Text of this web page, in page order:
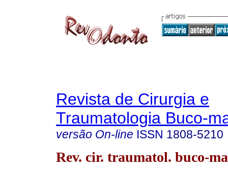
Revista de Cirurgia e
Traumatologia Buco-
versão On-line ISSN 1808-5210
Rev. cir. traumatol. buco-